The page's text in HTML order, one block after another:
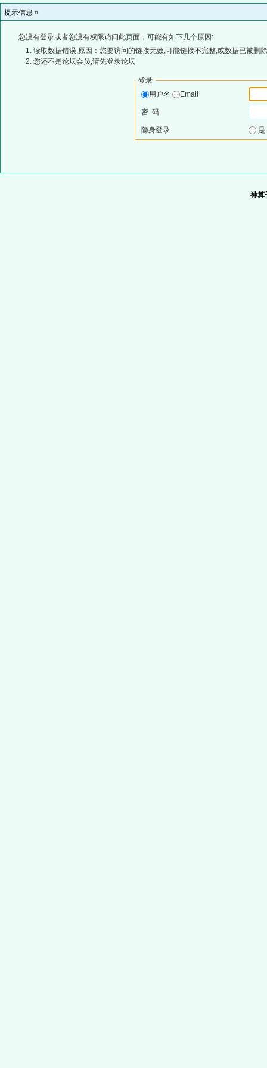
提示信息 »
您没有登录或者您没有权限访问此页面，可能有如下几个原因:
读取数据错误,原因：您要访问的链接无效,可能链接不完整,或数据已被删
您还不是论坛会员,请先登录论坛
登录
用户名
Email
密 码
隐身登录
神算